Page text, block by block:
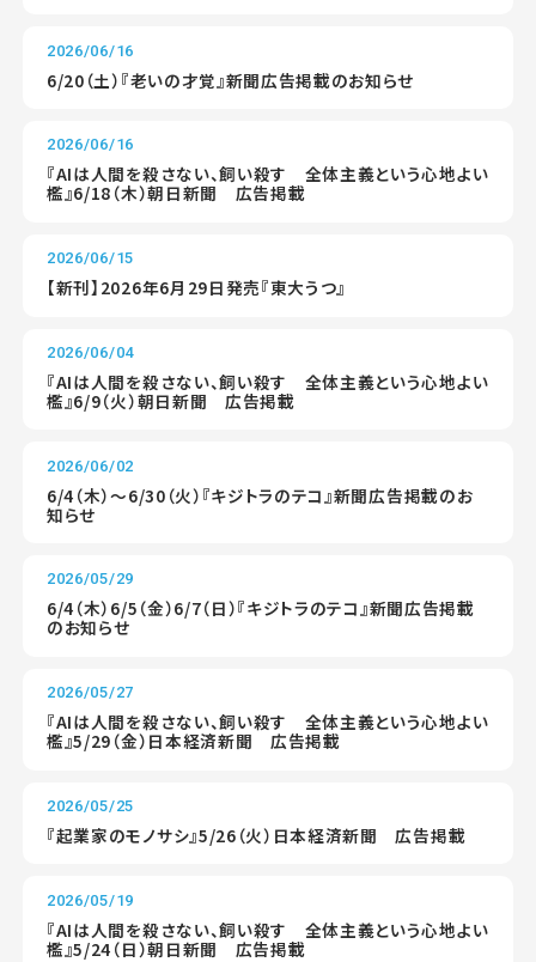
2026/06/16
6/20（土）『老いの才覚』新聞広告掲載のお知らせ
2026/06/16
『AIは人間を殺さない、飼い殺す 全体主義という心地よい
檻』6/18（木）朝日新聞 広告掲載
2026/06/15
【新刊】2026年6月29日発売『東大うつ』
2026/06/04
『AIは人間を殺さない、飼い殺す 全体主義という心地よい
檻』6/9（火）朝日新聞 広告掲載
2026/06/02
6/4（木）～6/30（火）『キジトラのテコ』新聞広告掲載のお
知らせ
2026/05/29
6/4（木）6/5（金）6/7（日）『キジトラのテコ』新聞広告掲載
のお知らせ
2026/05/27
『AIは人間を殺さない、飼い殺す 全体主義という心地よい
檻』5/29（金）日本経済新聞 広告掲載
2026/05/25
『起業家のモノサシ』5/26（火）日本経済新聞 広告掲載
2026/05/19
『AIは人間を殺さない、飼い殺す 全体主義という心地よい
檻』5/24（日）朝日新聞 広告掲載